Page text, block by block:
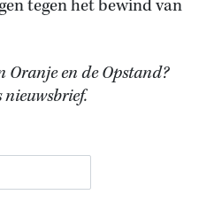
tegen het bewind van
Oranje en de Opstand?
nieuwsbrief.